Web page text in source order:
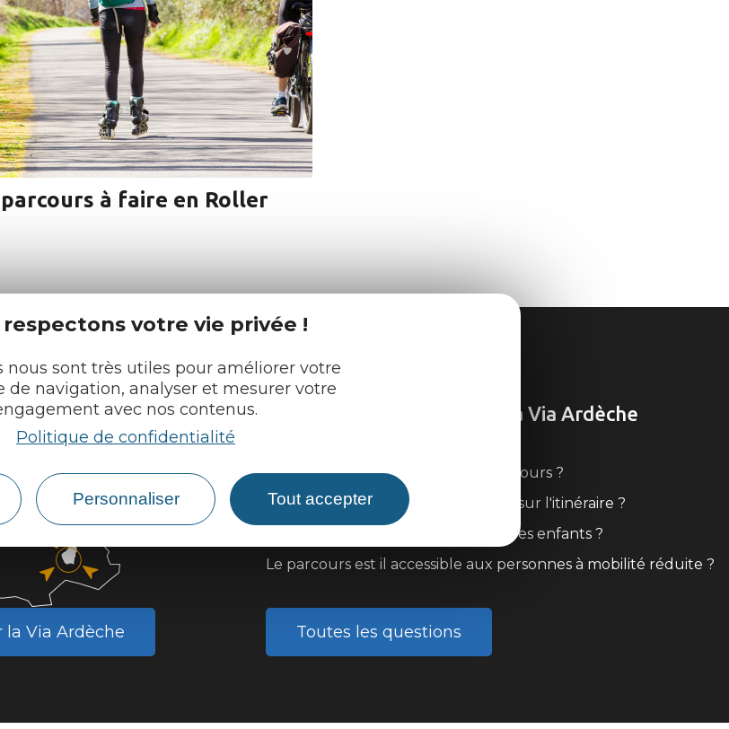
respectons votre vie privée !
nous sont très utiles pour améliorer votre
de navigation, analyser et mesurer votre
avec nos contenus.
Politique de confidentialité
Personnaliser Tout accepter
à faire en Roller
la Via Ardèche
Questions fréquentes sur la Via Ardèche
Existe il une carte détaillée du parcours ?
Peut-on louer ou réparer son vélo sur l'itinéraire ?
Peut-on faire la Via Ardèche avec des enfants ?
Le parcours est il accessible aux personnes à mobilité réduite ?
Toutes les questions